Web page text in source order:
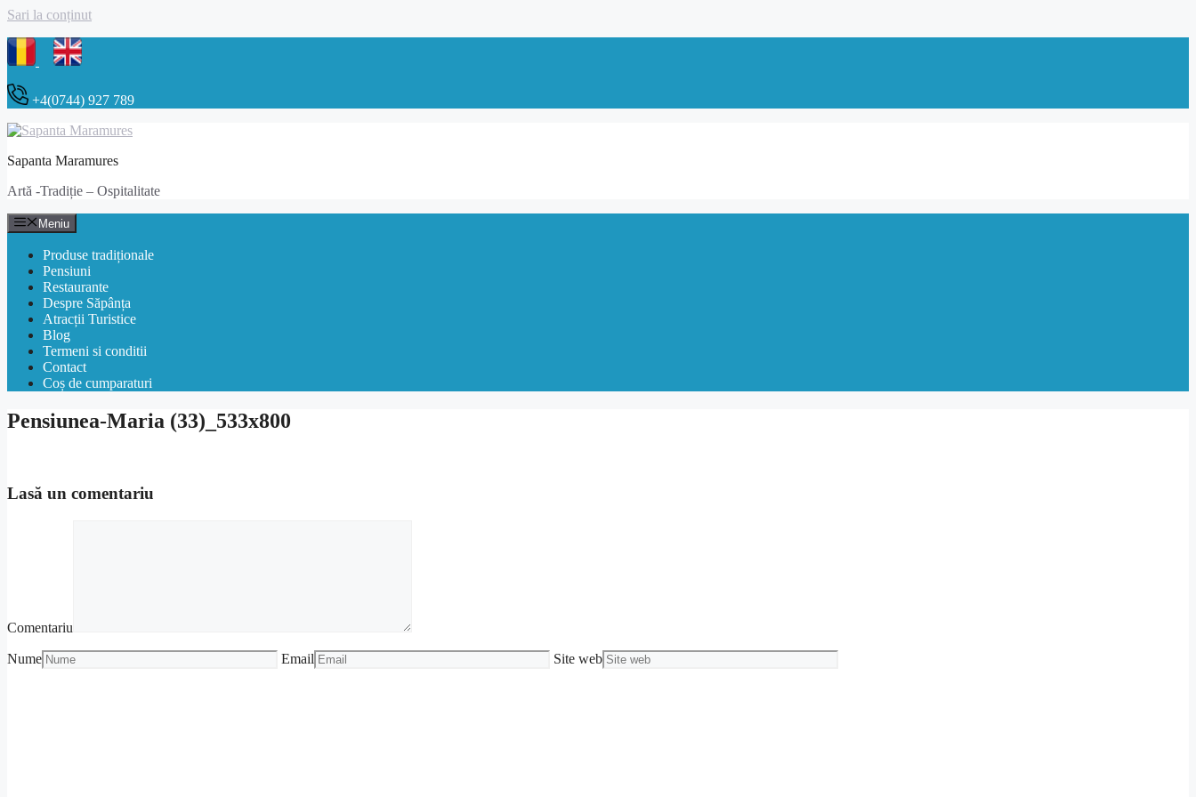
Sari la conținut
+4(0744) 927 789
Sapanta Maramures
Artă -Tradiție – Ospitalitate
Meniu
Produse tradiționale
Pensiuni
Restaurante
Despre Săpânța
Atracții Turistice
Blog
Termeni si conditii
Contact
Coș de cumparaturi
Pensiunea-Maria (33)_533x800
Lasă un comentariu
Comentariu
Nume Email Site web